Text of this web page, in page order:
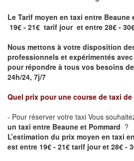
Le Tarif moyen en taxi entre
19€ - 21€ tarif jour et entre 28€ -
Nous mettons à votre disposition
professionnels et expérimentés
pour répondre à tous vos besoins
24h/24, 7j/7
Quel prix pour une course de taxi de
- Pour réserver votre taxi Vous
un taxi entre Beaune et Pommard ?
L’estimation du prix moyen en taxi
est entre 19€ - 21€ tarif jour et 28€ -